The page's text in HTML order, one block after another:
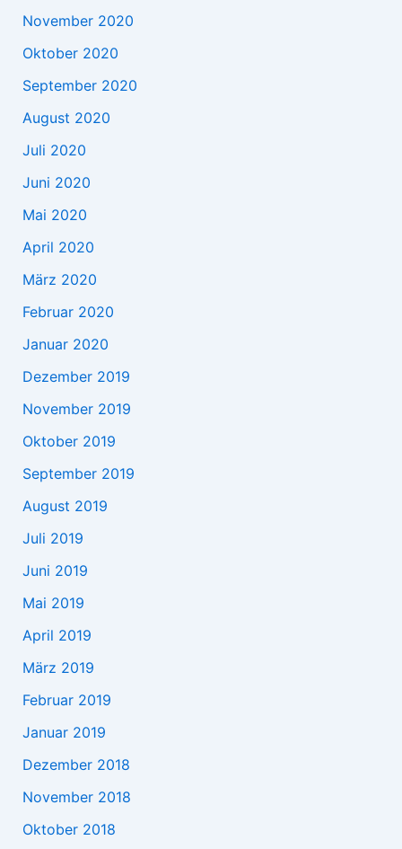
November 2020
Oktober 2020
September 2020
August 2020
Juli 2020
Juni 2020
Mai 2020
April 2020
März 2020
Februar 2020
Januar 2020
Dezember 2019
November 2019
Oktober 2019
September 2019
August 2019
Juli 2019
Juni 2019
Mai 2019
April 2019
März 2019
Februar 2019
Januar 2019
Dezember 2018
November 2018
Oktober 2018